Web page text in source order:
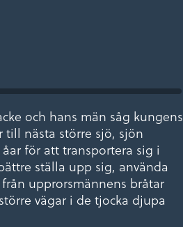
och hans män såg kungens
till nästa större sjö, sjön
för att transportera sig i
ställa upp sig, använda
upprorsmännens bråtar
vägar i de tjocka djupa